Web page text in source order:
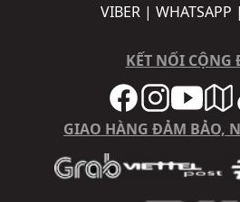
VIBER | WHATSAPP
KẾT NỐI CỘNG
GIAO HÀNG ĐẢM BẢO,